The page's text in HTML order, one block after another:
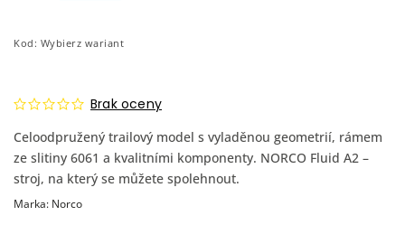
Kod: Wybierz wariant
Brak oceny
Celoodpružený trailový model s vyladěnou geometrií, rámem
ze slitiny 6061 a kvalitními komponenty. NORCO Fluid A2 –
stroj, na který se můžete spolehnout.
Marka: Norco